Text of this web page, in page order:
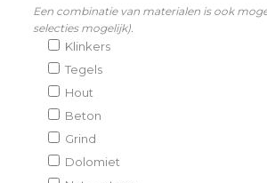
Een combinatie van materialen is ook
selecties mogelijk).
Klinkers
Tegels
Hout
Beton
Grind
Dolomiet